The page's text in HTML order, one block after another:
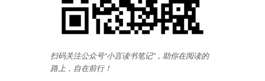
扫码关注公众号“小言读书笔记”，助你在阅读的
路上，自在前行！